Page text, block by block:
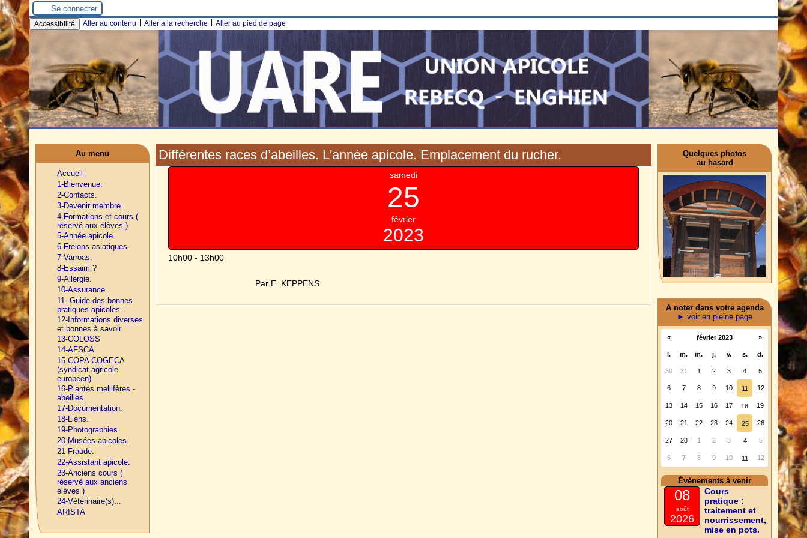
Se connecter
Accessibilité Aller au contenu Aller à la recherche Aller au pied de page
Différentes races d’abeilles. L’année apicole. Emplacement du rucher.
samedi
25
février
2023
10h00 - 13h00
Par E. KEPPENS
Au menu
Accueil
1-Bienvenue.
2-Contacts.
3-Devenir membre.
4-Formations et cours (
réservé aux élèves )
5-Année apicole.
6-Frelons asiatiques.
7-Varroas.
8-Essaim ?
9-Allergie.
10-Assurance.
11- Guide des bonnes
pratiques apicoles.
12-Informations diverses
et bonnes à savoir.
13-COLOSS
14-AFSCA
15-COPA COGECA
(syndicat agricole
européen)
16-Plantes mellifères -
abeilles.
17-Documentation.
18-Liens.
19-Photographies.
20-Musées apicoles.
21 Fraude.
22-Assistant apicole.
23-Anciens cours (
réservé aux anciens
élèves )
24-Vétérinaire(s)...
ARISTA
Quelques photos
au hasard
A noter dans votre agenda
► voir en pleine page
« février 2023 »
l. m. m. j. v. s. d.
30 31 1 2 3 4 5
6 7 8 9 10 11 12
13 14 15 16 17 18 19
20 21 22 23 24 25 26
27 28 1 2 3 4 5
6 7 8 9 10 11 12
Évènements à venir
08
août
2026
Cours
pratique :
traitement et
nourrissement,
mise en pots.